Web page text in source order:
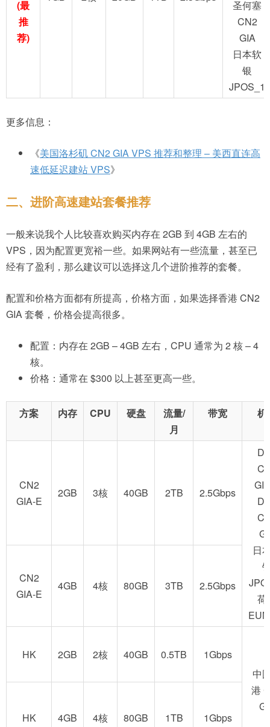
(最
推
荐)
圣何塞
CN2
GIA
日本软
银
JPOS_1
更多信息：
《美国洛杉矶 CN2 GIA VPS 推荐和整理 – 美西直连高
速低延迟建站 VPS》
二、进阶高速建站套餐推荐
一般来说我个人比较喜欢购买内存在 2GB 到 4GB 左右的
VPS，因为配置更宽裕一些。如果网站有一些流量，甚至已
经有了盈利，那么建议可以选择这几个进阶推荐的套餐。
配置和价格方面都有所提高，价格方面，如果选择香港 CN2
GIA 套餐，价格会提高很多。
配置：内存在 2GB – 4GB 左右，CPU 通常为 2 核 – 4
核。
价格：通常在 $300 以上甚至更高一些。
方案 内存 CPU 硬盘
流量/
月
带宽 机
CN2
GIA-E
2GB 3核 40GB 2TB 2.5Gbps
日
荷
CN2
GIA-E
4GB 4核 80GB 3TB 2.5Gbps
HK 2GB 2核 40GB 0.5TB
1Gbps
中
港
HK
4GB 4核 80GB 1TB 1Gbps